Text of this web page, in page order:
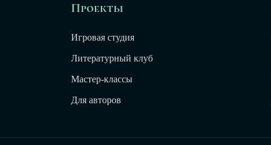
Проекты
Игровая студия
Литературный клуб
Мастер-классы
Для авторов